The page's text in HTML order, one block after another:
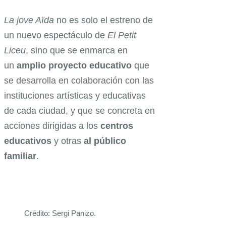
La jove Aïda no es solo el estreno de
un nuevo espectáculo de El Petit
Liceu, sino que se enmarca en
un amplio proyecto educativo que
se desarrolla en colaboración con las
instituciones artísticas y educativas
de cada ciudad, y que se concreta en
acciones dirigidas a los centros
educativos y otras al público
familiar.
Crédito: Sergi Panizo.